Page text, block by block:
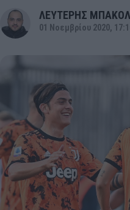
ΛΕΥΤΕΡΗΣ
01 Νοεμβρίου 2020,